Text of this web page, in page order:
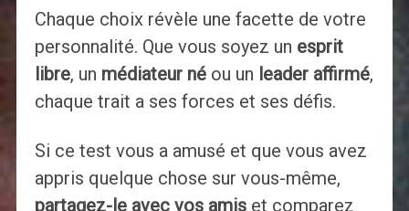
Chaque choix révèle une facette de votre
personnalité. Que vous soyez un esprit
libre, un médiateur néou un leader affirmé,
chaque trait a ses forces et ses défis.
Si ce test vous a amusé et que vous avez
appris quelque chose sur vous-même,
partagez-le avec vos amiset comparez